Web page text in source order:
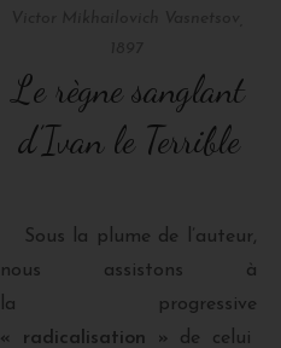
Le règne sanglant
d’Ivan le Terrible
Sous la plume de l’auteur,
nous assistons à
la progressive
« radicalisation »
de celui